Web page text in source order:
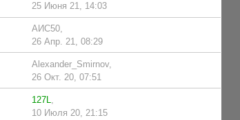
25 Июня 21, 14:03
АИС50
26 Апр. 21, 08:29
Alexander_Smirnov,
26 Окт. 20, 07:51
127L
10 Июля 20, 21:15